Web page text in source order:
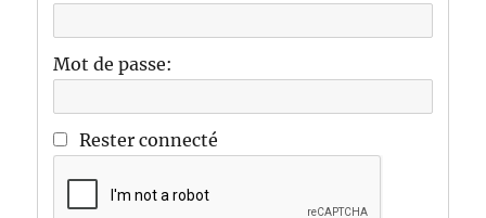
Mot de passe:
Rester connecté